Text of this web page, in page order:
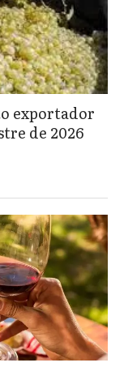
exportador
de 2026